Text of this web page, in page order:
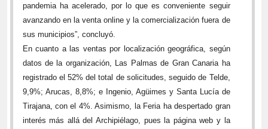
pandemia ha acelerado, por lo que es conveniente seguir
avanzando en la venta online y la comercialización fuera de
sus municipios”, concluyó.
En cuanto a las ventas por localización geográfica, según
datos de la organización, Las Palmas de Gran Canaria ha
registrado el 52% del total de solicitudes, seguido de Telde,
9,9%; Arucas, 8,8%; e Ingenio, Agüimes y Santa Lucía de
Tirajana, con el 4%. Asimismo, la Feria ha despertado gran
interés más allá del Archipiélago, pues la página web y la